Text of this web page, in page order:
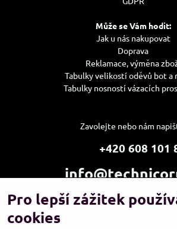
Může se Vám hodit:
Jak u nás nakupovat
Doprava
Reklamace, výměna
Tabulky velikostí oděvů bot a
Tabulky nosností vázacích
Zavolejte nebo nám
+420 608 101
Showroom a výdejní
TECHNICORP ESHOP s.r.o.
Pro lepší zážitek
cookies